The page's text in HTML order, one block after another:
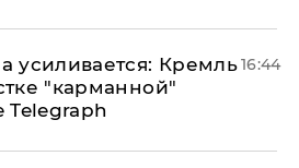
усиливается: Кремль
"карманной"
Telegraph
16:44